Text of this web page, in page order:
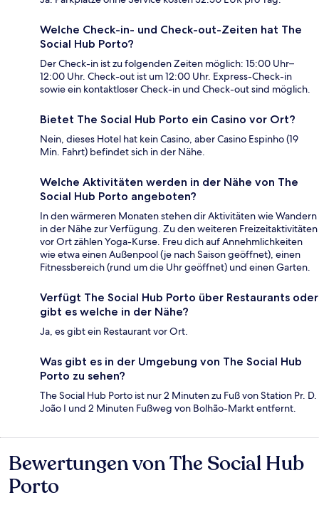
Welche Check-in- und Check-out-Zeiten hat The
Social Hub Porto?
Der Check-in ist zu folgenden Zeiten möglich: 15:00 Uhr–
12:00 Uhr. Check-out ist um 12:00 Uhr. Express-Check-in
sowie ein kontaktloser Check-in und Check-out sind möglich.
Bietet The Social Hub Porto ein Casino vor Ort?
Nein, dieses Hotel hat kein Casino, aber Casino Espinho (19
Min. Fahrt) befindet sich in der Nähe.
Welche Aktivitäten werden in der Nähe von The
Social Hub Porto angeboten?
In den wärmeren Monaten stehen dir Aktivitäten wie Wandern
in der Nähe zur Verfügung. Zu den weiteren Freizeitaktivitäten
vor Ort zählen Yoga-Kurse. Freu dich auf Annehmlichkeiten
wie etwa einen Außenpool (je nach Saison geöffnet), einen
Fitnessbereich (rund um die Uhr geöffnet) und einen Garten.
Verfügt The Social Hub Porto über Restaurants oder
gibt es welche in der Nähe?
Ja, es gibt ein Restaurant vor Ort.
Was gibt es in der Umgebung von The Social Hub
Porto zu sehen?
The Social Hub Porto ist nur 2 Minuten zu Fuß von Station Pr. D.
João I und 2 Minuten Fußweg von Bolhão-Markt entfernt.
Bewertungen
Bewertungen von The Social Hub
Porto